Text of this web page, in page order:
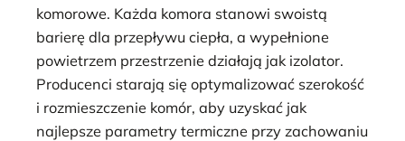
komorowe. Każda komora stanowi swoistą
barierę dla przepływu ciepła, a wypełnione
powietrzem przestrzenie działają jak izolator.
Producenci starają się optymalizować szerokość
i rozmieszczenie komór, aby uzyskać jak
najlepsze parametry termiczne przy zachowaniu